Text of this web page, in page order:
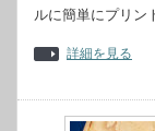
ルに簡単にプリ
詳細を見る